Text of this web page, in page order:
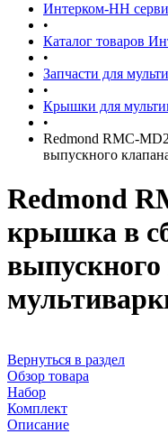
Интерком-НН
•
Каталог товаров
•
Запчасти для
•
Крышки для
•
Redmond RMC-
выпускного
Redmond
крышка в
Вернуться в раздел
Обзор товара
Набор
Комплект
Описание